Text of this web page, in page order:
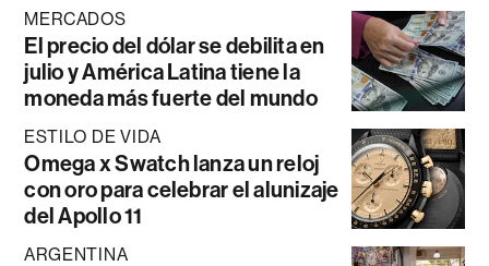
MERCADOS
El precio del dólar se debilita en
julio y América Latina tiene la
moneda más fuerte del mundo
ESTILO DE VIDA
Omega x Swatch lanza un reloj
con oro para celebrar el alunizaje
del Apollo 11
ARGENTINA